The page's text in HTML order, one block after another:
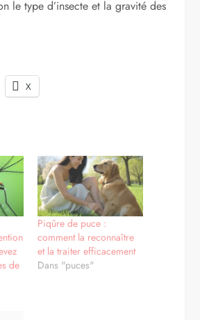
le type d’insecte et la gravité des
X
de
Piqûre de puce :
comment la reconnaître
et la traiter efficacement
Dans "puces"